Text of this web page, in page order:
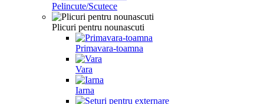
Pelincute/Scutece
Plicuri pentru nounascuti
Primavara-toamna
Vara
Iarna